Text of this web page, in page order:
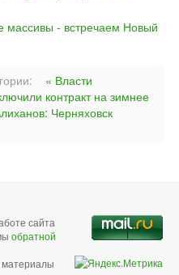
массивы - встречаем Новый
« Власти
контракт на зимнее
Черняховск
сайта
обратной